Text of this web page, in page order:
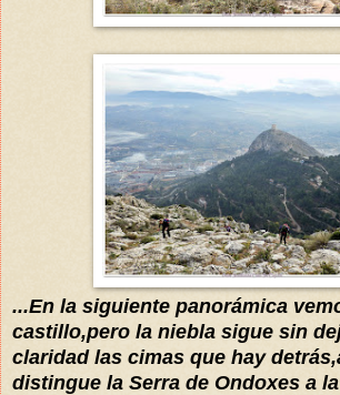
...En la siguiente panorámica
castillo,pero la niebla sigue sin
claridad las cimas que hay
distingue la Serra de Ondoxes a